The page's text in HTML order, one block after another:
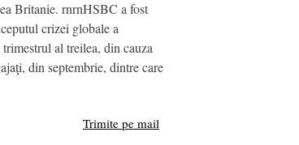
Britanie. rnrnHSBC a fost
crizei globale a
al treilea, din cauza
din septembrie, dintre care
Trimite pe mail